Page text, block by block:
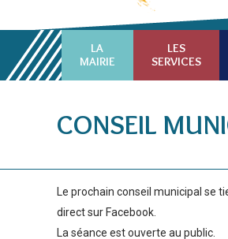
LA
MAIRIE
LES
SERVICES
CONSEIL
Le prochain conseil municipal se
direct sur Facebook.
La séance est ouverte au public.